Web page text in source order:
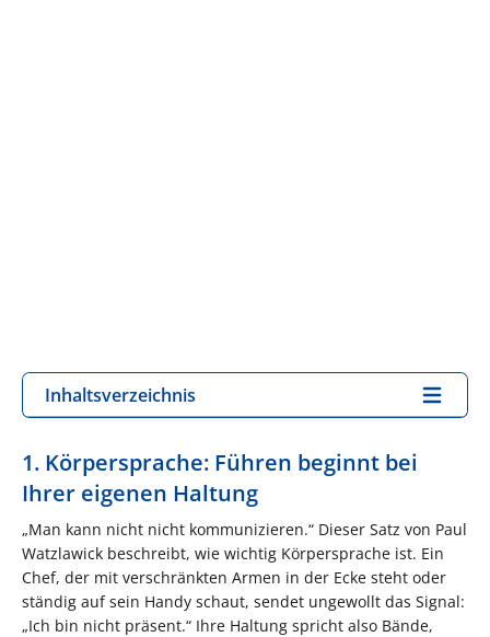
Inhaltsverzeichnis
1. Körpersprache: Führen beginnt bei
Ihrer eigenen Haltung
„Man kann nicht nicht kommunizieren.“ Dieser Satz von Paul
Watzlawick beschreibt, wie wichtig Körpersprache ist. Ein
Chef, der mit verschränkten Armen in der Ecke steht oder
ständig auf sein Handy schaut, sendet ungewollt das Signal:
„Ich bin nicht präsent.“ Ihre Haltung spricht also Bände,